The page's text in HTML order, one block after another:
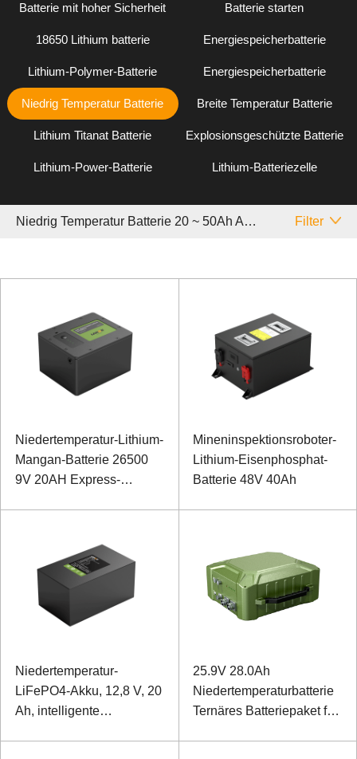
Batterie mit hoher Sicherheit Batterie starten
18650 Lithium batterie Energiespeicherbatterie
Lithium-Polymer-Batterie Energiespeicherbatterie
Niedrig Temperatur Batterie Breite Temperatur Batterie
Lithium Titanat Batterie Explosionsgeschützte Batterie
Lithium-Power-Batterie Lithium-Batteriezelle
Niedrig Temperatur Batterie 20 ~ 50Ah Andere Filter
Niedertemperatur-Lithium-
Mangan-Batterie 26500
9V 20AH Express-
Mineninspektionsroboter-
Lithium-Eisenphosphat-
Batterie 48V 40Ah
Niedertemperatur-
LiFePO4-Akku, 12,8 V, 20
Ah, intelligente
25.9V 28.0Ah
Niedertemperaturbatterie
Ternäres Batteriepaket für